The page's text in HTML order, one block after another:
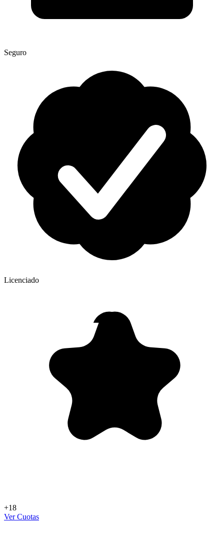
Seguro
Licenciado
+18
Ver Cuotas